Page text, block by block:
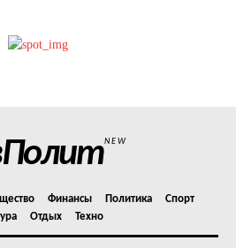
NEW
Финансы Политика
Спорт
Отдых Техно